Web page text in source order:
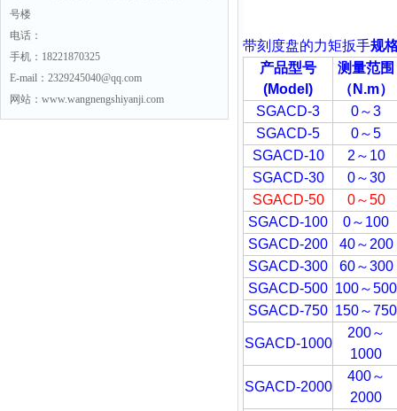
号楼
电话：
手机：18221870325
E-mail：2329245040@qq.com
网站：www.wangnengshiyanji.com
带刻度盘的力矩扳手规
产品型号
(Model)
测量范围
（N.m）
SGACD-3
0～3
SGACD-5
0～5
SGACD-10
2 ～ 10
SGACD-30
0～30
SGACD-50
0～50
SGACD-100
0～ 100
SGACD-200
40～ 200
SGACD-300
60～300
SGACD-500 100～500
SGACD-750 150～750
SGACD-1000
200～
1000
SGACD-2000
400～
2000